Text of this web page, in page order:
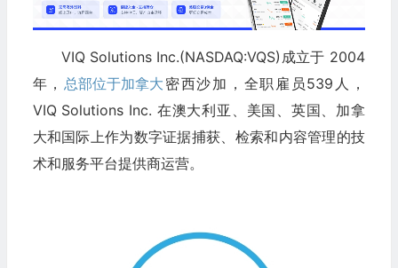
VIQ Solutions Inc.(NASDAQ:VQS)成立于 2004
年， 总部位于加拿大 密西沙加，全职雇员539人，
VIQ Solutions Inc. 在澳大利亚、美国、英国、加拿
大和国际上作为数字证据捕获、检索和内容管理的技
术和服务平台提供商运营。